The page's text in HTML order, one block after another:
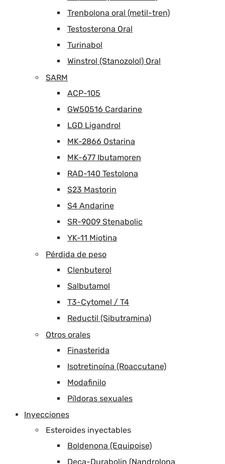
Trenbolona oral (metil-tren)
Testosterona Oral
Turinabol
Winstrol (Stanozolol) Oral
SARM
ACP-105
GW50516 Cardarine
LGD Ligandrol
MK-2866 Ostarina
MK-677 Ibutamoren
RAD-140 Testolona
S23 Mastorin
S4 Andarine
SR-9009 Stenabolic
YK-11 Miotina
Pérdida de peso
Clenbuterol
Salbutamol
T3-Cytomel / T4
Reductil (Sibutramina)
Otros orales
Finasterida
Isotretinoína (Roaccutane)
Modafinilo
Píldoras sexuales
Inyecciones
Esteroides inyectables
Boldenona (Equipoise)
Deca-Durabolin (Nandrolona